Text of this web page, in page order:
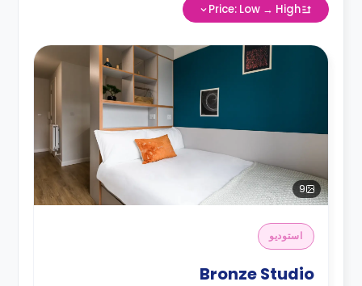
Price: Low → High
9
استوديو
Bronze Studio